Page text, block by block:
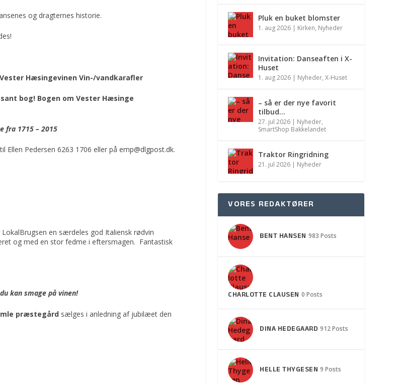
og dragternes historie.
HæsingevinenVin-/vandkarafler
bog! Bogen omVester Hæsinge
fra 1715 – 2015
Ellen Pedersen 6263 1706 eller påemp@dlgpost.dk.
en særdeles god Italiensk rødvin
og med en stor fedme i eftersmagen. Fantastisk
kan smage på vinen!
præstegård sælges i anledning af jubilæet den
Pluk en buket blomster
1. aug 2026 | Kirken, Nyheder
Invitation: Danseaften i X-
Huset
1. aug 2026 | Nyheder,X-Huset
– så er der nye favorit
tilbud…
27. jul 2026 | Nyheder,
SmartShop Bakkelandet
Traktor Ringridning
21. jul 2026 | Nyheder
VORES REDAKTØRER
BENT HANSEN 983 Posts
CHARLOTTE CLAUSEN 0 Posts
DINA HEDEGAARD 912 Posts
HELLE THYGESEN 9 Posts